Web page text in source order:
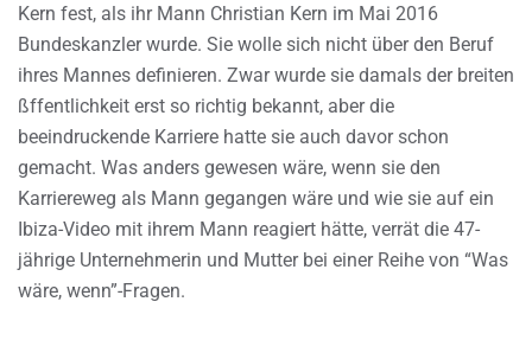
Kern fest, als ihr Mann Christian Kern im Mai 2016
Bundeskanzler wurde. Sie wolle sich nicht über den Beruf
ihres Mannes definieren. Zwar wurde sie damals der breiten
ßffentlichkeit erst so richtig bekannt, aber die
beeindruckende Karriere hatte sie auch davor schon
gemacht. Was anders gewesen wäre, wenn sie den
Karriereweg als Mann gegangen wäre und wie sie auf ein
Ibiza-Video mit ihrem Mann reagiert hätte, verrät die 47-
jährige Unternehmerin und Mutter bei einer Reihe von “Was
wäre, wenn”-Fragen.